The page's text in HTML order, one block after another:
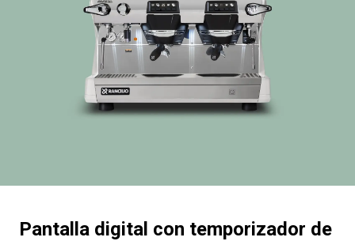
Pantalla digital con temporizador de